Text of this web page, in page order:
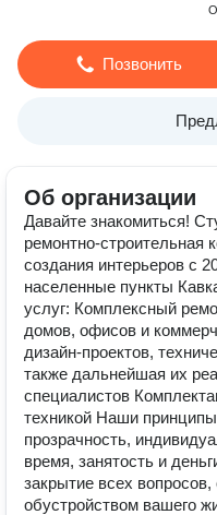
Позвонить
Об организации
Давайте знакомиться!
ремонтно-
создания интерьеров с
населенные пункты
услуг: Комплексный
домов, офисов и
дизайн-проектов,
также дальнейшая их
специалистов
техникой Наши
прозрачность,
время, занятость и
закрытие всех
обустройством вашего